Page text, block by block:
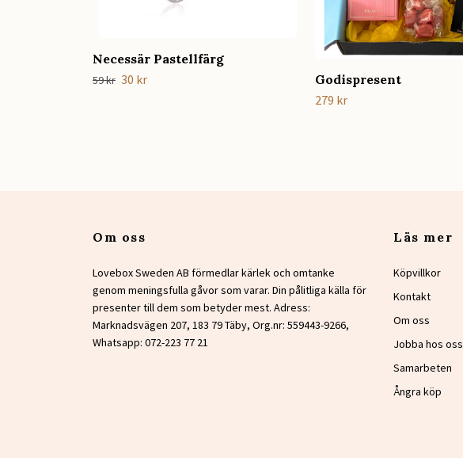
Necessär Pastellfärg
59 kr 30 kr
Godispresent
279 kr
Om oss
Lovebox Sweden AB förmedlar kärlek och omtanke
genom meningsfulla gåvor som varar. Din pålitliga källa för
presenter till dem som betyder mest. Adress:
Marknadsvägen 207, 183 79 Täby, Org.nr: 559443-9266,
Whatsapp: 072-223 77 21
Läs mer
Köpvillkor
Kontakt
Om oss
Jobba hos oss
Samarbeten
Ångra köp